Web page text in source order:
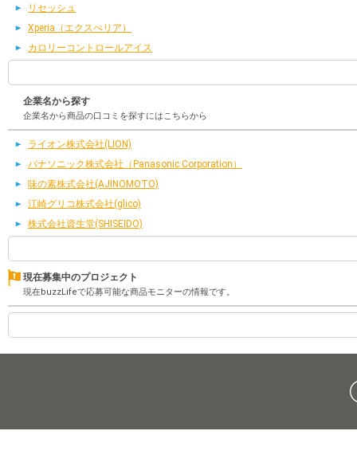
リセッシュ
Xperia（エクスぺリア）
カロリーコントロールアイス
企業名から探す
企業名から商品の口コミを探すにはこちらから
ライオン株式会社(LION)
パナソニック株式会社（Panasonic Corporation）
味の素株式会社(AJINOMOTO)
江崎グリコ株式会社(glico)
株式会社資生堂(SHISEIDO)
現在募集中のプロジェクト
現在buzzLifeで応募可能な商品モニターの情報です。